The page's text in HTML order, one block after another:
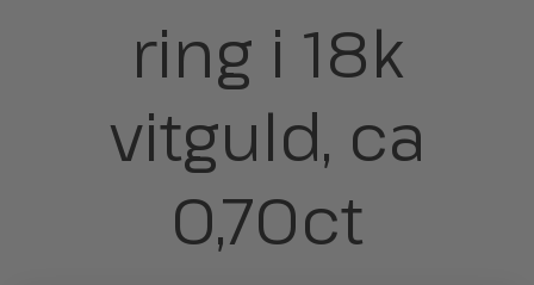
ring i 18k
vitguld, ca
0,70ct